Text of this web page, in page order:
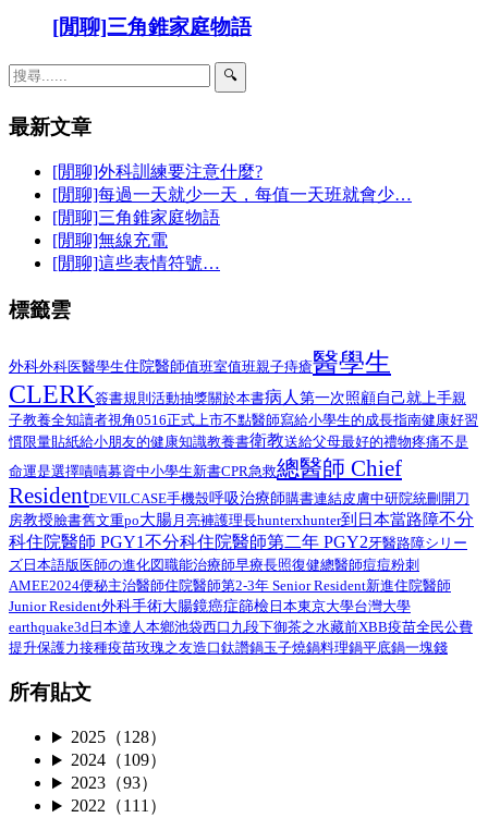
[閒聊]三角錐家庭物語
🔍
最新文章
[閒聊]外科訓練要注意什麼?
[閒聊]每過一天就少一天，每值一天班就會少…
[閒聊]三角錐家庭物語
[閒聊]無線充電
[閒聊]這些表情符號…
標籤雲
外科外科医醫學生住院醫師值班室值班親子痔瘡醫學生
CLERK簽書規則 活動抽獎關於本書病人 第一次照顧自己就上手親
子教養全知讀者視角0516正式上市不點醫師寫給小學生的成長指南健康好習
慣限量貼紙給小朋友的健康知識教養書衛教送給父母最好的禮物疼痛不是
命運是選擇嘖嘖募資中小學生新書CPR急救總醫師 Chief
ResidentDEVILCASE手機殼呼吸治療師購書連結皮膚中研院統刪 開刀
房教授臉書舊文重po大腸 月亮褲護理長hunterxhunter到日本當路障不分
科住院醫師 PGY1不分科住院醫師第二年 PGY2牙醫路障シリー
ズ日本語版医師の進化図職能治療師早療長照復健總醫師痘痘粉刺
AMEE2024便秘主治醫師住院醫師第2-3年 Senior Resident新進住院醫師
Junior Resident外科手術大腸鏡癌症篩檢 日本東京大學台灣大學
earthquake3d 日本達人本鄉池袋西口 九段下御茶之水藏前XBB疫苗全民公費
提升保護力接種疫苗玫瑰之友造口鈦讚鍋玉子燒鍋料理鍋平底鍋一塊錢
所有貼文
2025（128）
2024（109）
2023（93）
2022（111）